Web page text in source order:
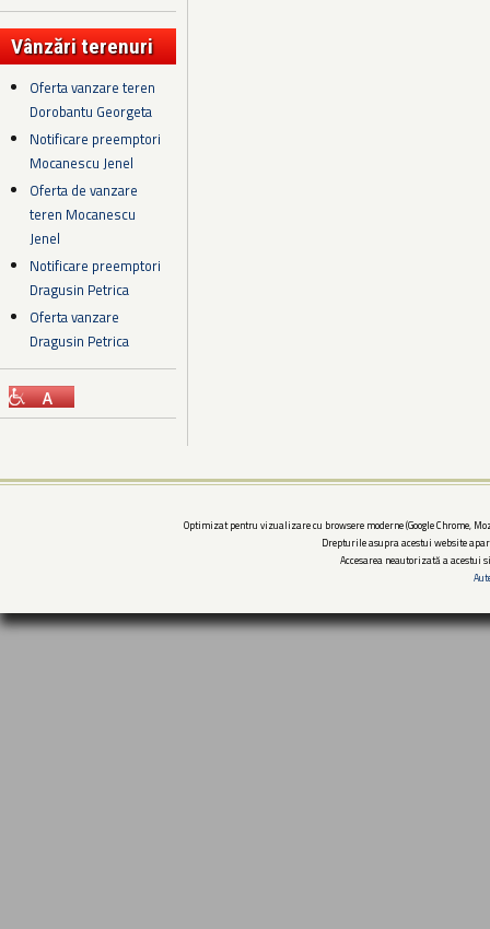
Vânzări terenuri
Oferta vanzare teren
Dorobantu Georgeta
Notificare preemptori
Mocanescu Jenel
Oferta de vanzare
teren Mocanescu
Jenel
Notificare preemptori
Dragusin Petrica
Oferta vanzare
Dragusin Petrica
Optimizat pentru vizualizare cu browsere moderne (Google Chrome,
Drepturile asupra acestui website
Accesarea neautorizată a acestui